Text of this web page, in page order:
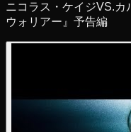
ニコラス・ケイジVS.カ
ウォリアー』予告編